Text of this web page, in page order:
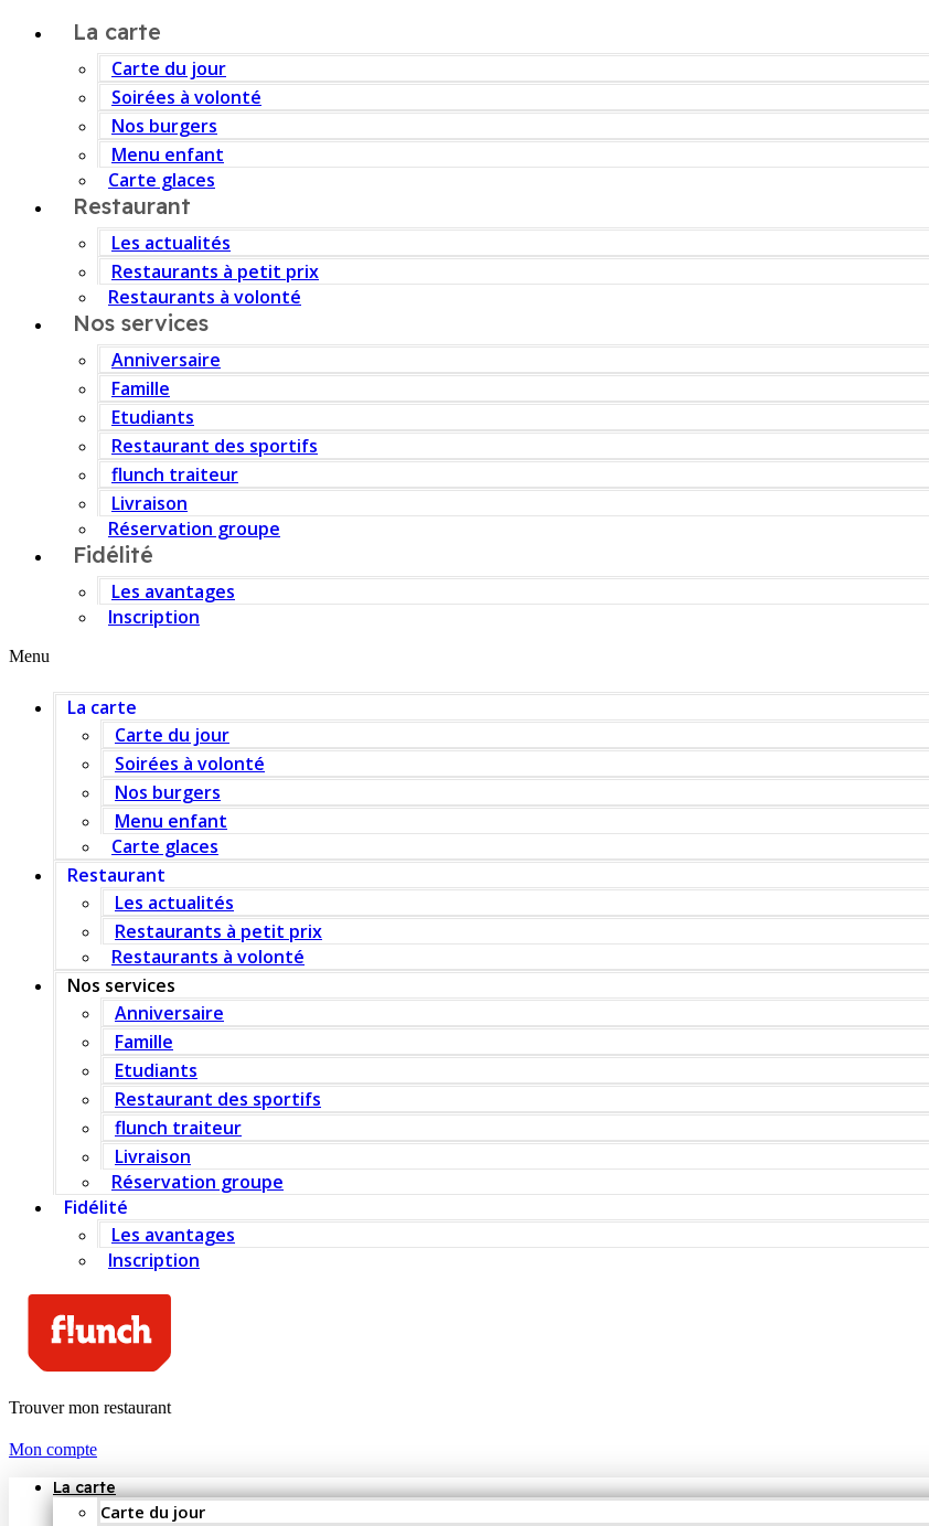
La carte
Carte du jour
Soirées à volonté
Nos burgers
Menu enfant
Carte glaces
Restaurant
Les actualités
Restaurants à petit prix
Restaurants à volonté
Nos services
Anniversaire
Famille
Etudiants
Restaurant des sportifs
flunch traiteur
Livraison
Réservation groupe
Fidélité
Les avantages
Inscription
Menu
La carte
Carte du jour
Soirées à volonté
Nos burgers
Menu enfant
Carte glaces
Restaurant
Les actualités
Restaurants à petit prix
Restaurants à volonté
Nos services
Anniversaire
Famille
Etudiants
Restaurant des sportifs
flunch traiteur
Livraison
Réservation groupe
Fidélité
Les avantages
Inscription
Trouver mon restaurant
Mon compte
La carte
Carte du jour